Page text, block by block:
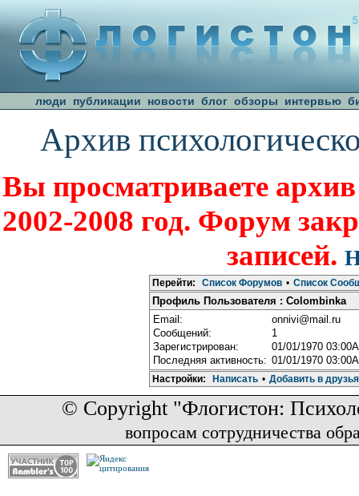
люди публикации новости блог обзоры интервью
Архив
Вы просматриваете
2002-2008 год. Форум
записей.
Перейти: Список Форумов • Список
Профиль Пользователя : Colombinka
Email:
onnivi@mail.ru
Сообщений:
1
Зарегистрирован:
01/01/1970
Последняя активность: 01/01/1970
Настройки: Написать • Добавить в друзья
© Copyright "Флогистон:
вопросам сотрудничества